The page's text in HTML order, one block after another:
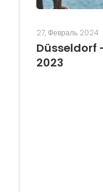
27, Февраль 2024
Düsseldorf
2023